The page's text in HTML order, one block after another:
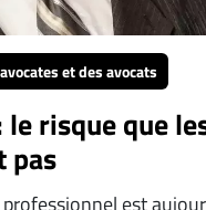
et des avocats
risque que
pas